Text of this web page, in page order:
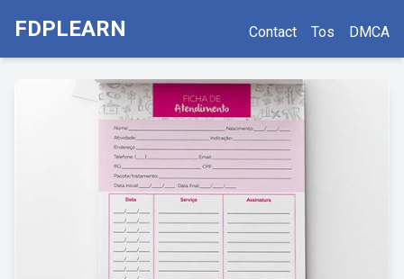
FDPLEARN Contact Tos DMCA